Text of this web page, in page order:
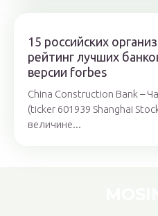
15 российских
рейтинг лучших
версии forbes
China Construction Bank –
(ticker 601939 Shanghai
величине...